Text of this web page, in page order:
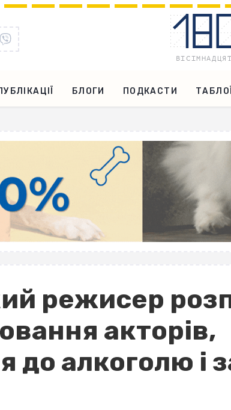
БЛОГИ ПОДКАСТИ
режисер
акторів,
до алкоголю і